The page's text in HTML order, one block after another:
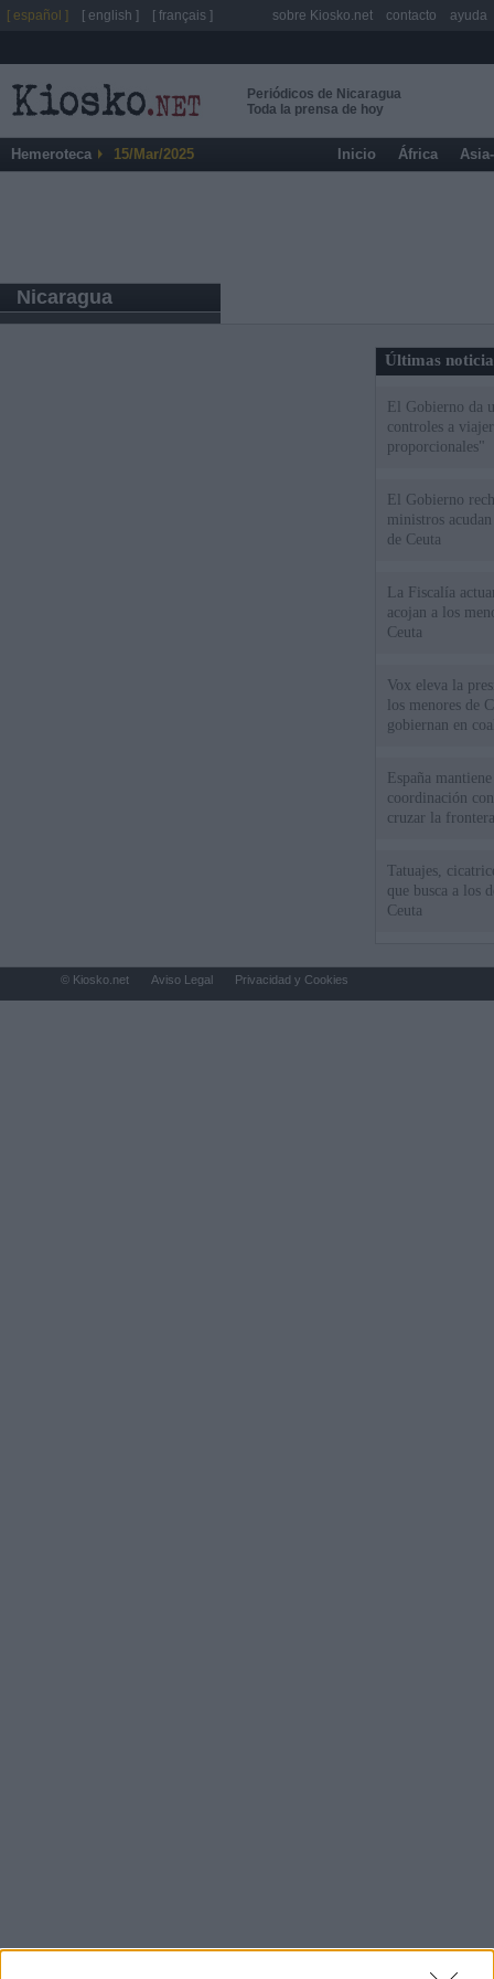
Periódicos de Nicaragua
Toda la prensa de hoy
Hemeroteca 15/Mar/2025 Inicio África
Nicaragua
Últimas
El Gobierno da
controles a
proporcionales"
El Gobierno
ministros
de Ceuta
La Fiscalía
acojan a los
Ceuta
Vox eleva la
los menores de
gobiernan en
España
coordinación
cruzar la
Tatuajes,
que busca a los
Ceuta
[ español ] [ english ] [ français ] sobre Kiosko.net contacto ayuda
© Kiosko.net Aviso Legal Privacidad y Cookies